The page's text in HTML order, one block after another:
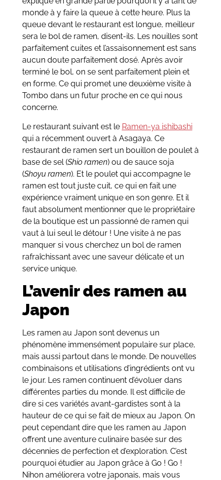
monde à y faire la queue à cette heure. Plus la
queue devant le restaurant est longue, meilleur
sera le bol de ramen, disent-ils. Les nouilles sont
parfaitement cuites et l’assaisonnement est sans
aucun doute parfaitement dosé. Après avoir
terminé le bol, on se sent parfaitement plein et
en forme. Ce qui promet une deuxième visite à
Tombo dans un futur proche en ce qui nous
concerne.
Le restaurant suivant est le Ramen-ya ishibashi
qui a récemment ouvert à Asagaya. Ce
restaurant de ramen sert un bouillon de poulet à
base de sel (Shio ramen) ou de sauce soja
(Shoyu ramen). Et le poulet qui accompagne le
ramen est tout juste cuit, ce qui en fait une
expérience vraiment unique en son genre. Et il
faut absolument mentionner que le propriétaire
de la boutique est un passionné de ramen qui
vaut à lui seul le détour ! Une visite à ne pas
manquer si vous cherchez un bol de ramen
rafraîchissant avec une saveur délicate et un
service unique.
L’avenir des ramen au
Japon
Les ramen au Japon sont devenus un
phénomène immensément populaire sur place,
mais aussi partout dans le monde. De nouvelles
combinaisons et utilisations d’ingrédients ont vu
le jour. Les ramen continuent d’évoluer dans
différentes parties du monde. Il est difficile de
dire si ces variétés avant-gardistes sont à la
hauteur de ce qui se fait de mieux au Japon. On
peut cependant dire que les ramen au Japon
offrent une aventure culinaire basée sur des
décennies de perfection et d’exploration. C’est
pourquoi étudier au Japon grâce à Go ! Go !
Nihon améliorera votre japonais, mais vous